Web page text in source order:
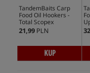
TandemBaits Carp
Food Oil Hookers -
Total Scopex
21,99 PLN
KUP